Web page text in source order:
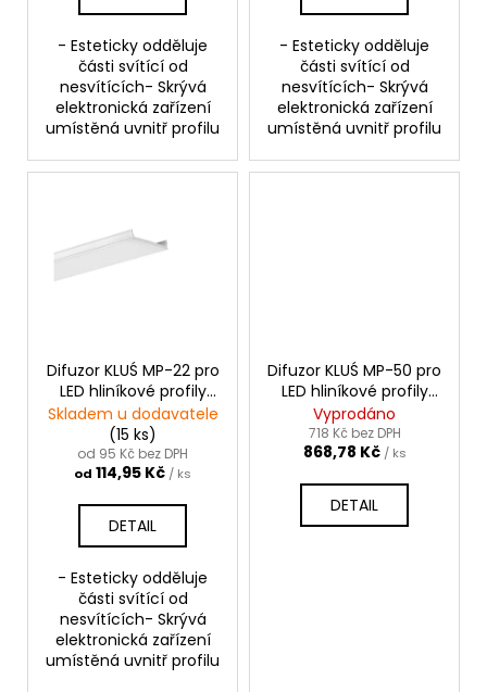
- Esteticky odděluje
části svítící od
nesvítících- Skrývá
elektronická zařízení
umístěná uvnitř profilu
- Esteticky odděluje
části svítící od
nesvítících- Skrývá
elektronická zařízení
umístěná uvnitř profilu
Difuzor KLUŚ MP-22 pro
LED hliníkové profily
|bílý
Skladem u dodavatele
(15 ks)
od 95 Kč bez DPH
od 114,95 Kč / ks
DETAIL
- Esteticky odděluje
části svítící od
nesvítících- Skrývá
elektronická zařízení
umístěná uvnitř profilu
Difuzor KLUŚ MP-50 pro
LED hliníkové profily
|bílý 1m
Vyprodáno
718 Kč bez DPH
868,78 Kč / ks
DETAIL